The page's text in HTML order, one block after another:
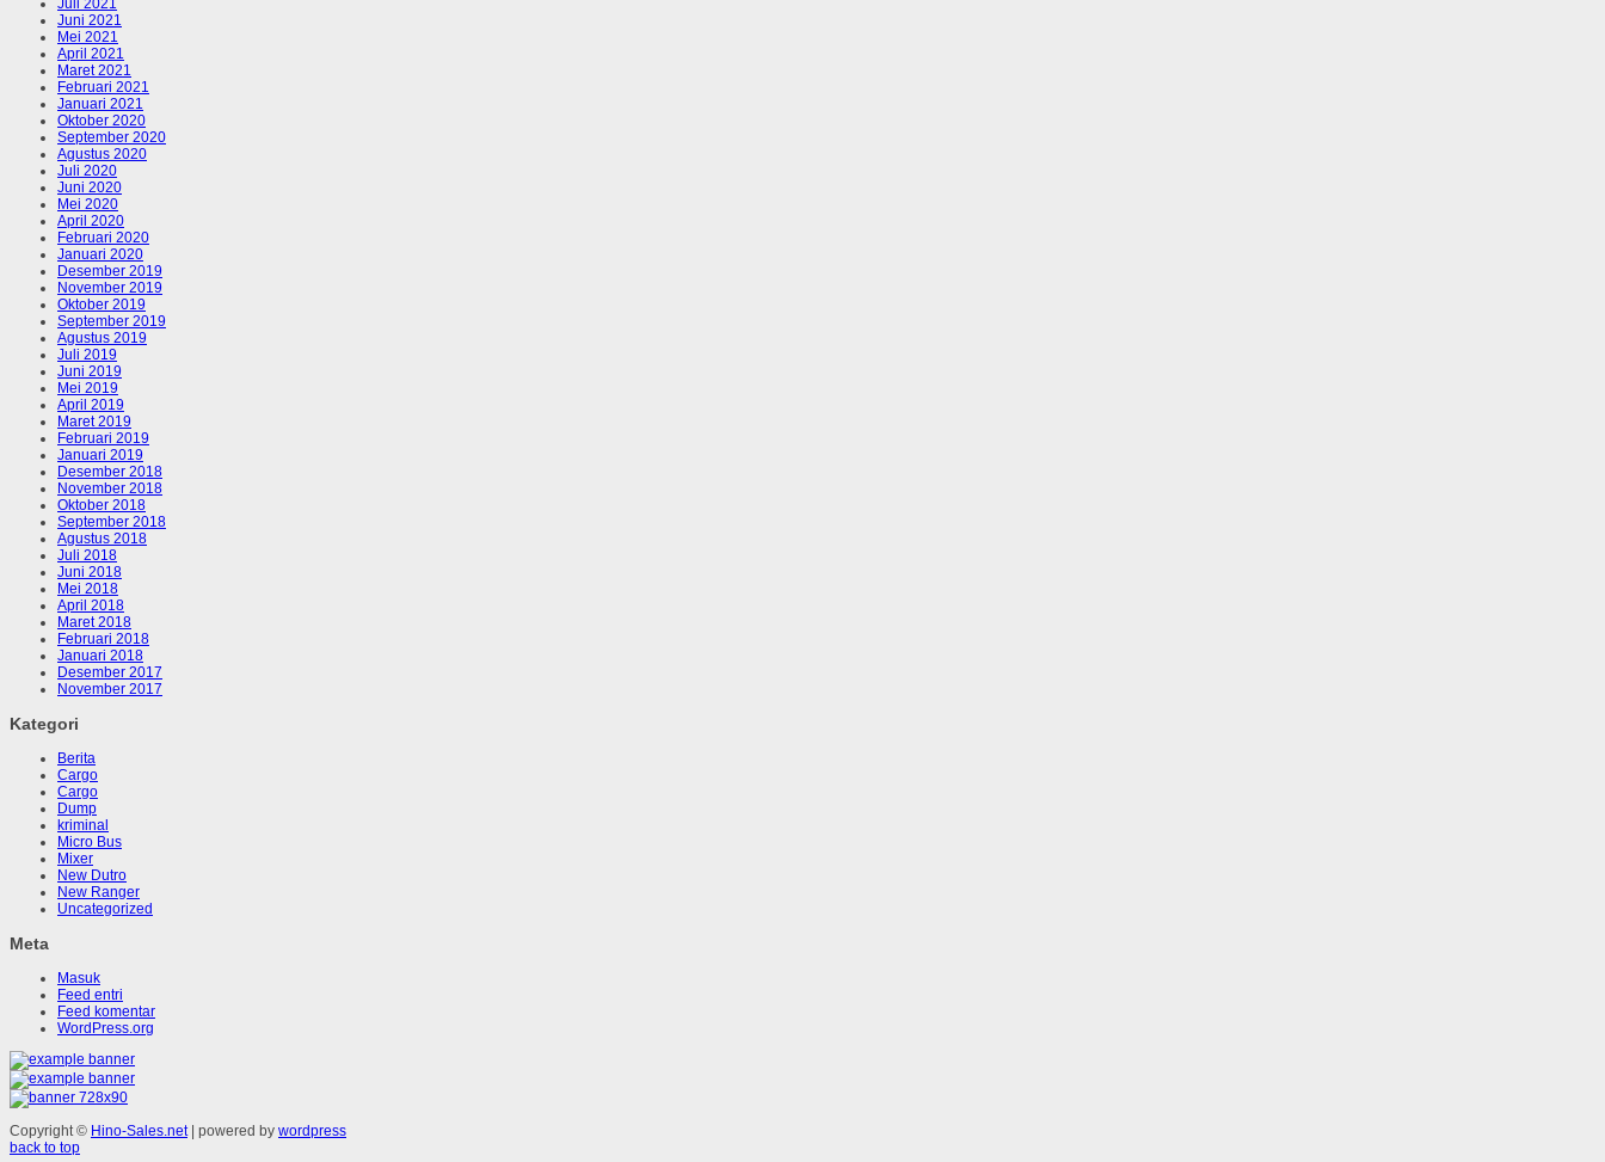
Juli 2021
Juni 2021
Mei 2021
April 2021
Maret 2021
Februari 2021
Januari 2021
Oktober 2020
September 2020
Agustus 2020
Juli 2020
Juni 2020
Mei 2020
April 2020
Februari 2020
Januari 2020
Desember 2019
November 2019
Oktober 2019
September 2019
Agustus 2019
Juli 2019
Juni 2019
Mei 2019
April 2019
Maret 2019
Februari 2019
Januari 2019
Desember 2018
November 2018
Oktober 2018
September 2018
Agustus 2018
Juli 2018
Juni 2018
Mei 2018
April 2018
Maret 2018
Februari 2018
Januari 2018
Desember 2017
November 2017
Kategori
Berita
Cargo
Cargo
Dump
kriminal
Micro Bus
Mixer
New Dutro
New Ranger
Uncategorized
Meta
Masuk
Feed entri
Feed komentar
WordPress.org
Copyright © Hino-Sales.net| powered by wordpress
back to top